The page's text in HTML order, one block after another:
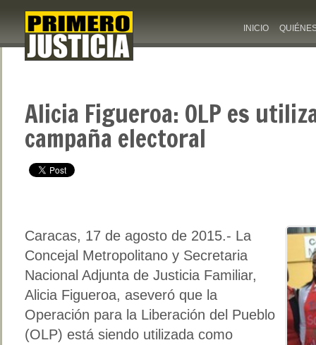
INICIO
Alicia Figueroa: OLP es
campaña electoral
Caracas, 17 de agosto de 2015.- La
Concejal Metropolitano y Secretaria
Nacional Adjunta de Justicia Familiar,
Alicia Figueroa, aseveró que la
Operación para la Liberación del Pueblo
(OLP) está siendo utilizada como